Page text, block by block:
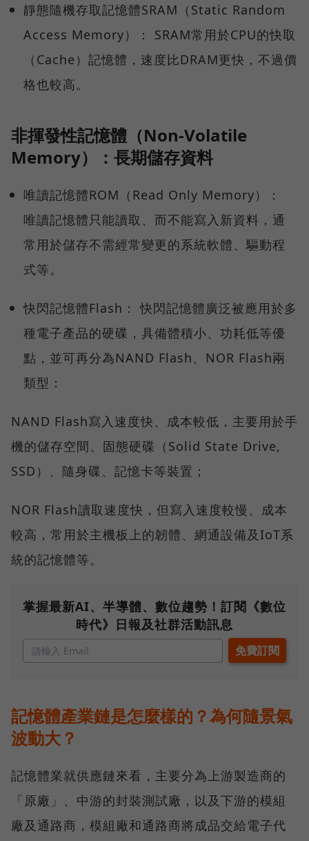
靜態隨機存取記憶體SRAM（Static Random
Access Memory）： SRAM常用於CPU的快取
（Cache）記憶體，速度比DRAM更快，不過價
格也較高。
非揮發性記憶體（Non-Volatile
Memory）：長期儲存資料
唯讀記憶體ROM（Read Only Memory）：
唯讀記憶體只能讀取、而不能寫入新資料，通
常用於儲存不需經常變更的系統軟體、驅動程
式等。
快閃記憶體Flash： 快閃記憶體廣泛被應用於多
種電子產品的硬碟，具備體積小、功耗低等優
點，並可再分為NAND Flash、NOR Flash兩
類型：
NAND Flash寫入速度快、成本較低，主要用於手
機的儲存空間、固態硬碟（Solid State Drive,
SSD）、隨身碟、記憶卡等裝置；
NOR Flash讀取速度快，但寫入速度較慢、成本
較高，常用於主機板上的韌體、網通設備及IoT系
統的記憶體等。
掌握最新AI、半導體、數位趨勢！訂閱《數位
時代》日報及社群活動訊息
記憶體產業鏈是怎麼樣的？為何隨景氣
波動大？
記憶體業就供應鏈來看，主要分為上游製造商的
「原廠」、中游的封裝測試廠，以及下游的模組
廠及通路商，模組廠和通路商將成品交給電子代